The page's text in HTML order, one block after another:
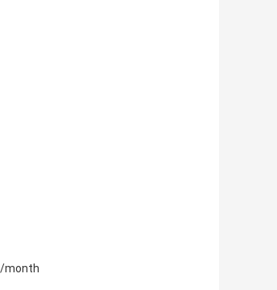
month